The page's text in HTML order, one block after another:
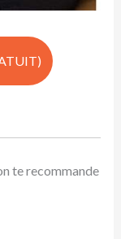
te recommande